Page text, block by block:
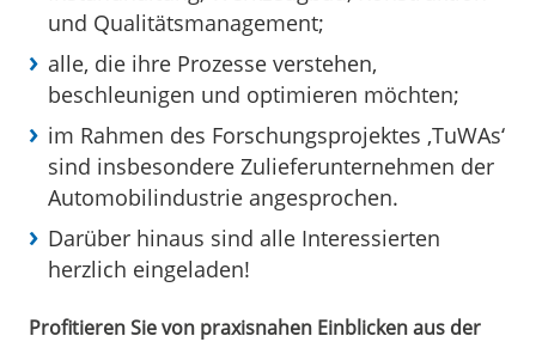
und Qualitätsmanagement;
alle, die ihre Prozesse verstehen,
beschleunigen und optimieren möchten;
im Rahmen des Forschungsprojektes ‚TuWAs‘
sind insbesondere Zulieferunternehmen der
Automobilindustrie angesprochen.
Darüber hinaus sind alle Interessierten
herzlich eingeladen!
Profitieren Sie von praxisnahen Einblicken aus der